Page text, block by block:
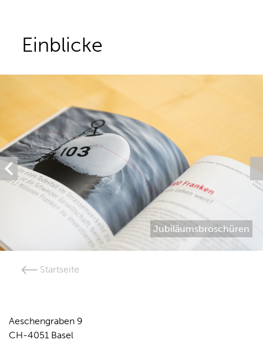
Einblicke
Jubiläumsbroschüren
Startseite
Aeschengraben 9
CH-4051 Basel